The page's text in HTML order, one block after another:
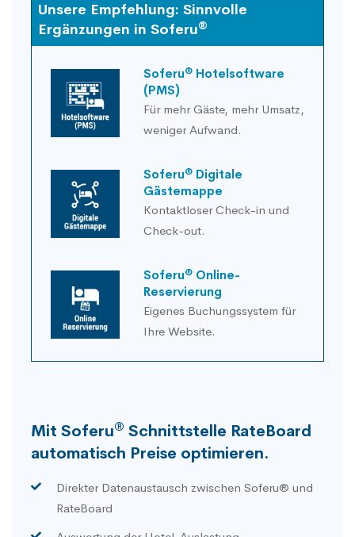
Unsere Empfehlung: Sinnvolle
Ergänzungen in Soferu®
Soferu®Hotelsoftware
(PMS)
Für mehr Gäste, mehr Umsatz,
weniger Aufwand.
Soferu®Digitale
Gästemappe
Kontaktloser Check-in und
Check-out.
Soferu®Online-
Reservierung
Eigenes Buchungssystem für
Ihre Website.
Mit Soferu® Schnittstelle RateBoard
automatisch Preise optimieren.
Direkter Datenaustausch zwischen Soferu® und
RateBoard